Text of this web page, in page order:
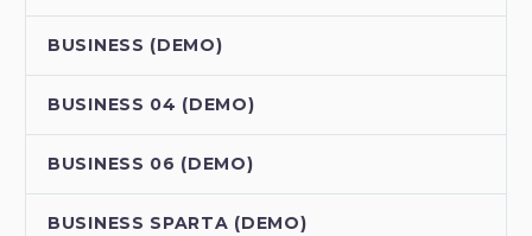
BUSINESS (DEMO)
BUSINESS 04 (DEMO)
BUSINESS 06 (DEMO)
BUSINESS SPARTA (DEMO)